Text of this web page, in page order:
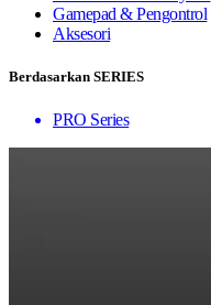
Gamepad & Pengontrol
Aksesori
Berdasarkan SERIES
PRO Series